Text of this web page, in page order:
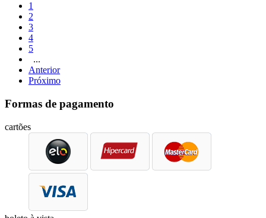
1
2
3
4
5
...
Anterior
Próximo
Formas de pagamento
cartões